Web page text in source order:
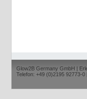
Glow2B Germany GmbH |
Telefon: +49 (0)2195 92773-